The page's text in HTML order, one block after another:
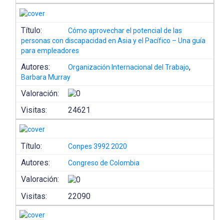
Título:
Cómo aprovechar el potencial de las
personas con discapacidad en Asia y el Pacífico – Una guía
para empleadores
Autores: Organización Internacional del Trabajo,
Barbara Murray
Valoración:
Visitas:
24621
Título: Conpes 3992 2020
Autores: Congreso de Colombia
Valoración:
Visitas:
22090